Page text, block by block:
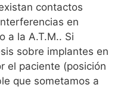
contactos
en
a la A.T.M.. Si
sobre implantes en
el paciente (posición
que sometamos a